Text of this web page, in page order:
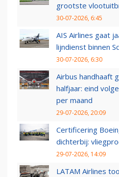
grootste
30-07-2026, 6:45
AIS Airlines gaat
lijndienst binnen
30-07-2026, 6:30
Airbus handhaaft
halfjaar: eind
per maand
29-07-2026, 20:09
Certificering
dichterbij:
29-07-2026, 14:09
LATAM Airlines